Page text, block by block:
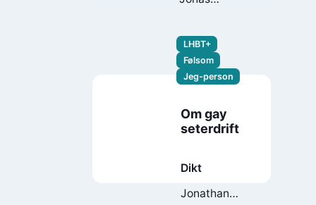
LHBT+
Følsom
Jeg-person
Om gay
seterdrift
Dikt
Jonathan